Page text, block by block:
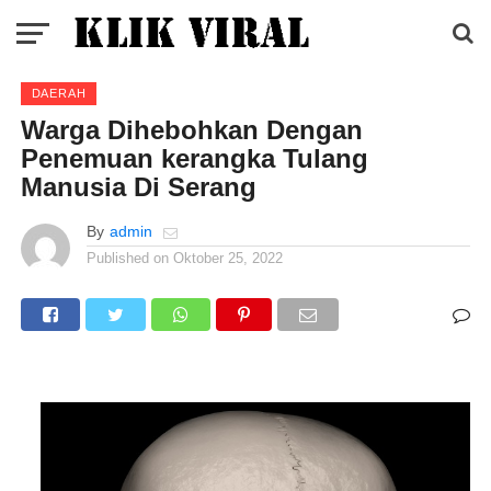
DAERAH
Warga Dihebohkan Dengan
Penemuan kerangka Tulang
Manusia Di Serang
By admin
Published on Oktober 25, 2022